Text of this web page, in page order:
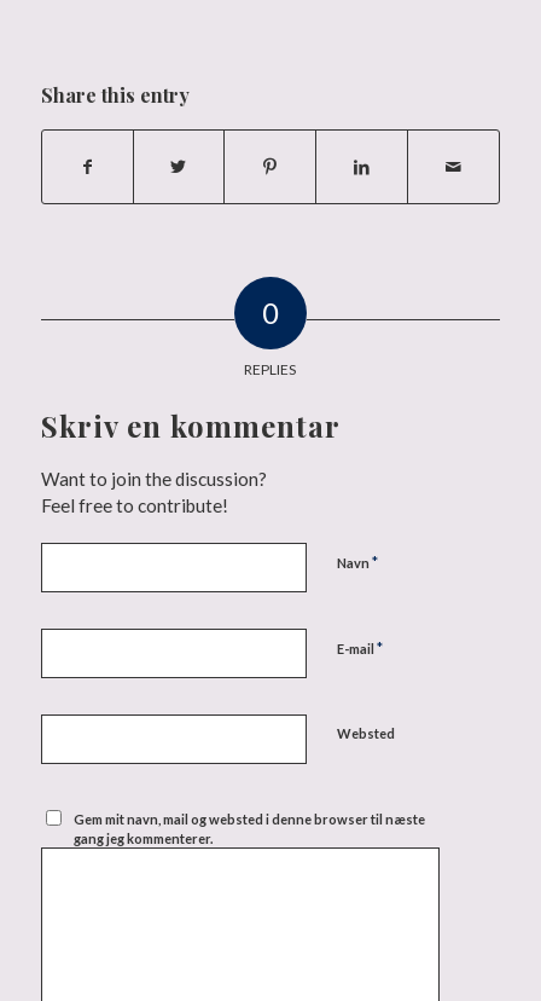
Share this entry
0
REPLIES
Skriv en kommentar
Want to join the discussion?
Feel free to contribute!
Navn *
E-mail *
Websted
Gem mit navn, mail og websted i denne browser til næste
gang jeg kommenterer.